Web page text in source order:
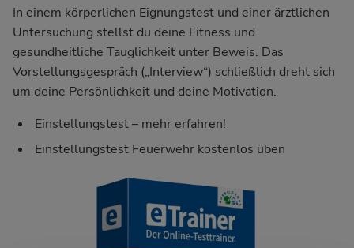
In einem körperlichen Eignungstest und einer ärztlichen
Untersuchung stellst du deine Fitness und
gesundheitliche Tauglichkeit unter Beweis. Das
Vorstellungsgespräch („Interview“) schließlich dreht sich
um deine Persönlichkeit und deine Motivation.
Einstellungstest – mehr erfahren!
Einstellungstest Feuerwehr kostenlos üben